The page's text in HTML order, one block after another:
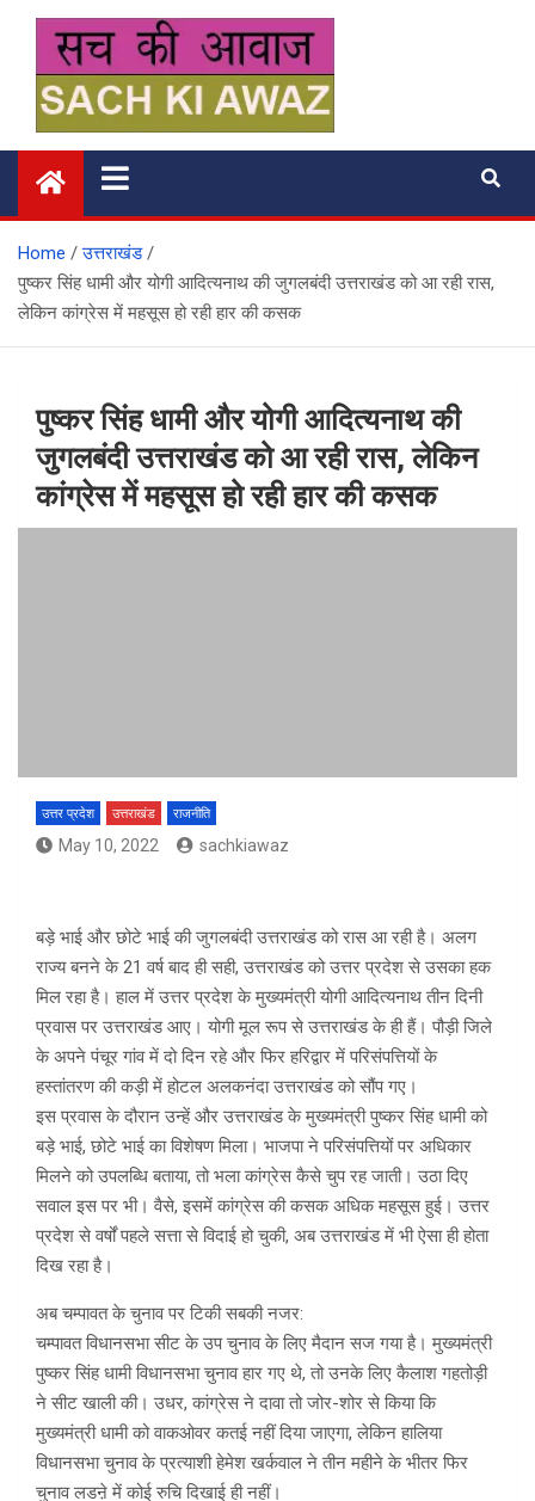
content
सच की आवाज
Home
उत्तराखंड
पुष्‍कर सिंह धामी और योगी आदित्‍यनाथ की जुगलबंदी उत्तराखंड को आ रही रास,
लेकिन कांग्रेस में महसूस हो रही हार की कसक
पुष्‍कर सिंह धामी और योगी आदित्‍यनाथ की
जुगलबंदी उत्तराखंड को आ रही रास, लेकिन
कांग्रेस में महसूस हो रही हार की कसक
उत्तर प्रदेश उत्तराखंड राजनीति
May 10, 2022 sachkiawaz
बड़े भाई और छोटे भाई की जुगलबंदी उत्तराखंड को रास आ रही है। अलग
राज्य बनने के 21 वर्ष बाद ही सही, उत्तराखंड को उत्तर प्रदेश से उसका हक
मिल रहा है। हाल में उत्तर प्रदेश के मुख्यमंत्री योगी आदित्यनाथ तीन दिनी
प्रवास पर उत्तराखंड आए। योगी मूल रूप से उत्तराखंड के ही हैं। पौड़ी जिले
के अपने पंचूर गांव में दो दिन रहे और फिर हरिद्वार में परिसंपत्तियों के
हस्तांतरण की कड़ी में होटल अलकनंदा उत्तराखंड को सौंप गए।
इस प्रवास के दौरान उन्हें और उत्तराखंड के मुख्यमंत्री पुष्कर सिंह धामी को
बड़े भाई, छोटे भाई का विशेषण मिला। भाजपा ने परिसंपत्तियों पर अधिकार
मिलने को उपलब्धि बताया, तो भला कांग्रेस कैसे चुप रह जाती। उठा दिए
सवाल इस पर भी। वैसे, इसमें कांग्रेस की कसक अधिक महसूस हुई। उत्तर
प्रदेश से वर्षों पहले सत्ता से विदाई हो चुकी, अब उत्तराखंड में भी ऐसा ही होता
दिख रहा है।
अब चम्पावत के चुनाव पर टिकी सबकी नजर:
चम्पावत विधानसभा सीट के उप चुनाव के लिए मैदान सज गया है। मुख्यमंत्री
पुष्कर सिंह धामी विधानसभा चुनाव हार गए थे, तो उनके लिए कैलाश गहतोड़ी
ने सीट खाली की। उधर, कांग्रेस ने दावा तो जोर-शोर से किया कि
मुख्यमंत्री धामी को वाकओवर कतई नहीं दिया जाएगा, लेकिन हालिया
विधानसभा चुनाव के प्रत्याशी हेमेश खर्कवाल ने तीन महीने के भीतर फिर
चुनाव लडऩे में कोई रुचि दिखाई ही नहीं।